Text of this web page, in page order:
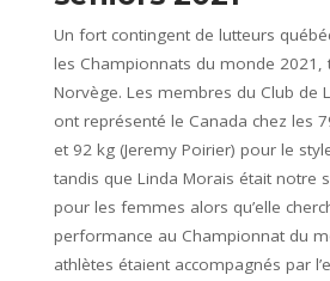
Un fort contingent de lutteurs
les Championnats du monde 2021,
Norvège. Les membres du Club de
ont représenté le Canada chez les
et 92 kg (Jeremy Poirier) pour le
tandis que Linda Morais était notre
pour les femmes alors qu’elle
performance au Championnat du
athlètes étaient accompagnés par